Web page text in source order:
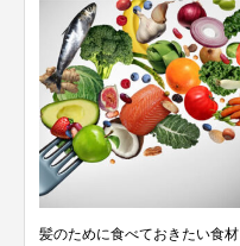
髪のために食べておきたい食材